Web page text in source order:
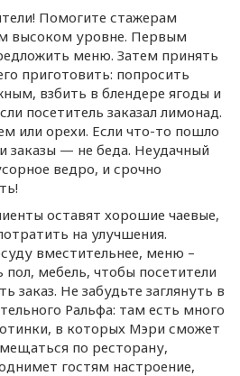
Помогите стажерам
высоком уровне. Первым
меню. Затем принять
приготовить: попросить
взбить в блендере ягоды и
посетитель заказал лимонад.
или орехи. Если что-то пошло
заказы — не беда. Неудачный
ведро, и срочно
оставят хорошие чаевые,
на улучшения.
вместительнее, меню –
мебель, чтобы посетители
заказ. Не забудьте заглянуть в
Ральфа: там есть много
в которых Мэри сможет
по ресторану,
гостям настроение,